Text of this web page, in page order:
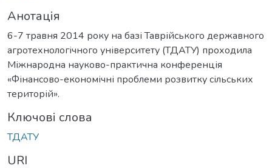
Анотація
6-7 травня 2014 року на базі Таврійського державного
агротехнологічного університету (ТДАТУ) проходила
Міжнародна науково-практична конференція
«Фінансово-економічні проблеми розвитку сільських
територій».
Ключові слова
ТДАТУ
URI